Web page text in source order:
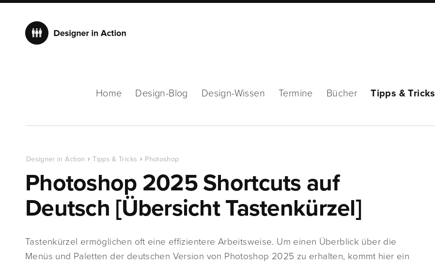
Home Design-Blog Design-Wissen Termine Bücher Tipps & Tricks
Designer in Action Tipps & Tricks Photoshop
Photoshop 2025 Shortcuts auf
Deutsch [Übersicht Tastenkürzel]
Tastenkürzel ermöglichen oft eine effizientere Arbeitsweise. Um einen Überblick über die
Menüs und Paletten der deutschen Version von Photoshop 2025 zu erhalten, kommt hier ein